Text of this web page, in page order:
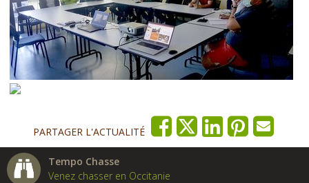
PARTAGER L'ACTUALITÉ
Tempo Chasse
Venez chasser en Occitanie